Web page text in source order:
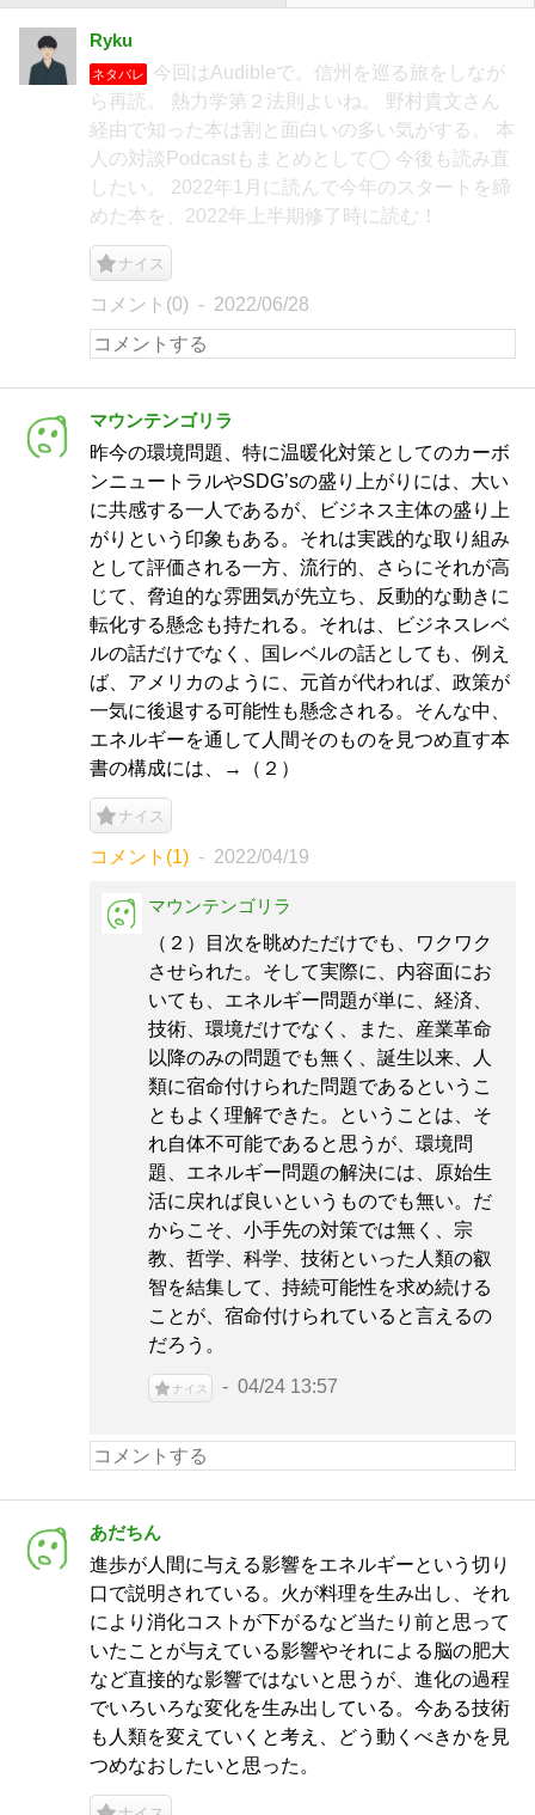
Ryku
ネタバレ
今回はAudibleで。信州を巡る旅をしなが
ら再読。 熱力学第２法則よいね。 野村貴文さん
経由で知った本は割と面白いの多い気がする。 本
人の対談Podcastもまとめとして◯ 今後も読み直
したい。 2022年1月に読んで今年のスタートを締
めた本を、2022年上半期修了時に読む！
ナイス
コメント(0) 2022/06/28
マウンテンゴリラ
昨今の環境問題、特に温暖化対策としてのカーボ
ンニュートラルやSDG’sの盛り上がりには、大い
に共感する一人であるが、ビジネス主体の盛り上
がりという印象もある。それは実践的な取り組み
として評価される一方、流行的、さらにそれが高
じて、脅迫的な雰囲気が先立ち、反動的な動きに
転化する懸念も持たれる。それは、ビジネスレベ
ルの話だけでなく、国レベルの話としても、例え
ば、アメリカのように、元首が代われば、政策が
一気に後退する可能性も懸念される。そんな中、
エネルギーを通して人間そのものを見つめ直す本
書の構成には、→（２）
ナイス
コメント(1) 2022/04/19
マウンテンゴリラ
（２）目次を眺めただけでも、ワクワク
させられた。そして実際に、内容面にお
いても、エネルギー問題が単に、経済、
技術、環境だけでなく、また、産業革命
以降のみの問題でも無く、誕生以来、人
類に宿命付けられた問題であるというこ
ともよく理解できた。ということは、そ
れ自体不可能であると思うが、環境問
題、エネルギー問題の解決には、原始生
活に戻れば良いというものでも無い。だ
からこそ、小手先の対策では無く、宗
教、哲学、科学、技術といった人類の叡
智を結集して、持続可能性を求め続ける
ことが、宿命付けられていると言えるの
だろう。
ナイス 04/24 13:57
あだちん
進歩が人間に与える影響をエネルギーという切り
口で説明されている。火が料理を生み出し、それ
により消化コストが下がるなど当たり前と思って
いたことが与えている影響やそれによる脳の肥大
など直接的な影響ではないと思うが、進化の過程
でいろいろな変化を生み出している。今ある技術
も人類を変えていくと考え、どう動くべきかを見
つめなおしたいと思った。